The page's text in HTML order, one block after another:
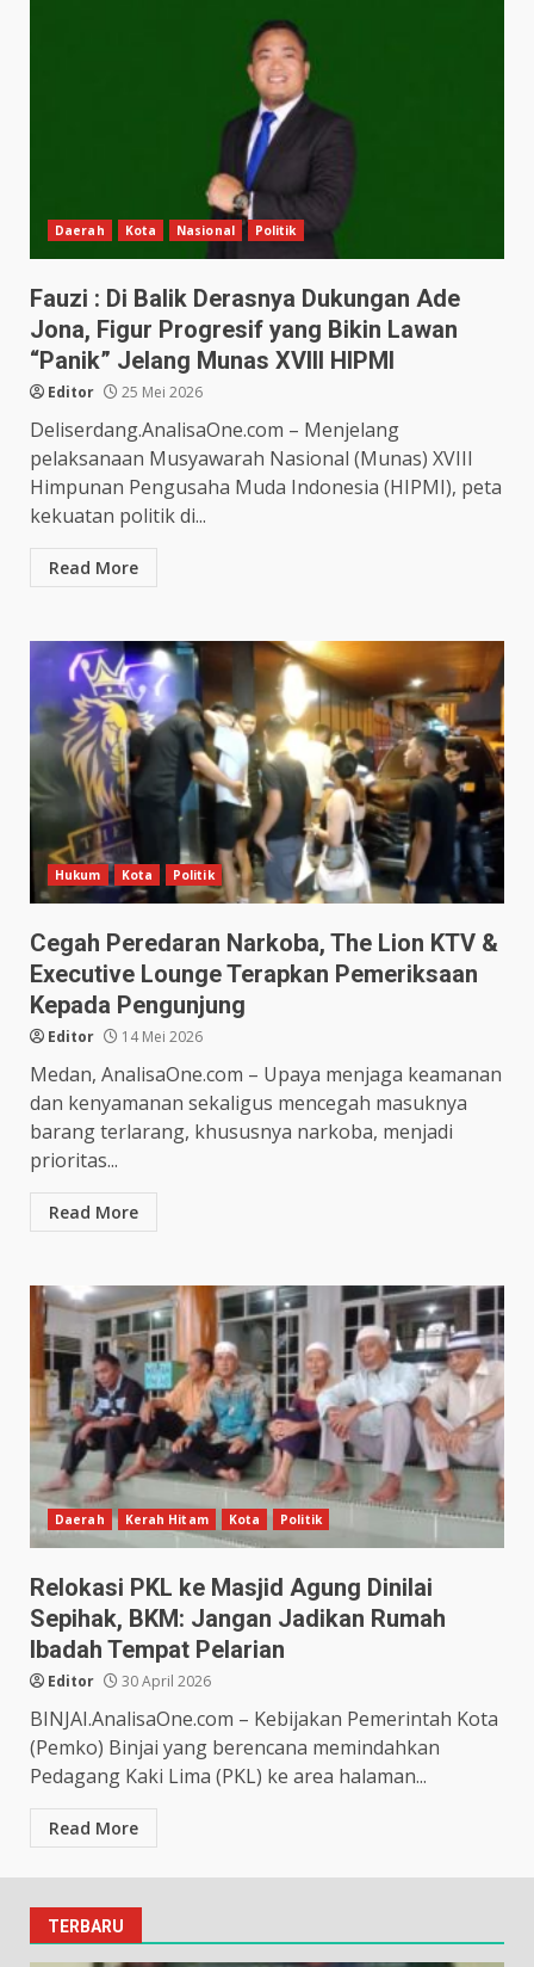
Daerah Kota Nasional Politik
Fauzi : Di Balik Derasnya Dukungan Ade
Jona, Figur Progresif yang Bikin Lawan
“Panik” Jelang Munas XVIII HIPMI
Editor 25 Mei 2026
Deliserdang.AnalisaOne.com – Menjelang
pelaksanaan Musyawarah Nasional (Munas) XVIII
Himpunan Pengusaha Muda Indonesia (HIPMI), peta
kekuatan politik di...
Read More
Hukum Kota Politik
Cegah Peredaran Narkoba, The Lion KTV &
Executive Lounge Terapkan Pemeriksaan
Kepada Pengunjung
Editor 14 Mei 2026
Medan, AnalisaOne.com – Upaya menjaga keamanan
dan kenyamanan sekaligus mencegah masuknya
barang terlarang, khususnya narkoba, menjadi
prioritas...
Read More
Daerah Kerah Hitam Kota Politik
Relokasi PKL ke Masjid Agung Dinilai
Sepihak, BKM: Jangan Jadikan Rumah
Ibadah Tempat Pelarian
Editor 30 April 2026
BINJAI.AnalisaOne.com – Kebijakan Pemerintah Kota
(Pemko) Binjai yang berencana memindahkan
Pedagang Kaki Lima (PKL) ke area halaman...
Read More
TERBARU